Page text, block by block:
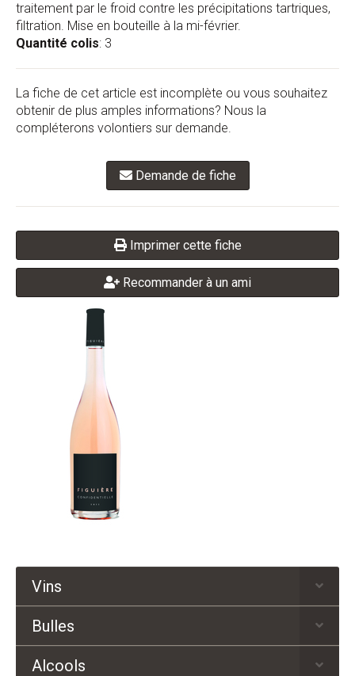
traitement par le froid contre les précipitations tartriques,
filtration. Mise en bouteille à la mi-février.
Quantité colis: 3
La fiche de cet article est incomplète ou vous souhaitez
obtenir de plus amples informations? Nous la
compléterons volontiers sur demande.
Demande de fiche
Imprimer cette fiche
Recommander à un ami
Vins
Bulles
Alcools